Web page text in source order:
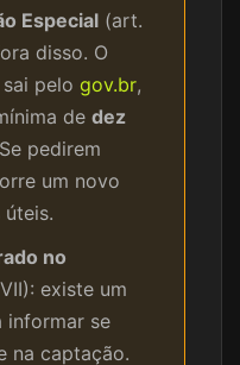
Especial (art.
disso. O
sai pelo gov.br,
de dez
pedirem
um novo
no
existe um
informar se
na captação.